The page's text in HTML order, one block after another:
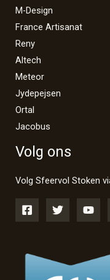
M-Design
France Artisanat
Reny
Altech
Meteor
Jydepejsen
Ortal
Jacobus
Volg ons
Volg Sfeervol Stoken